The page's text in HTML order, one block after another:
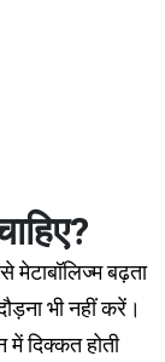
मेटाबॉलिज्म बढ़ता
भी नहीं करें।
दिक्कत होती